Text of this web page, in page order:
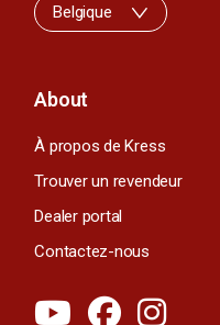
About
À propos de Kress
Trouver un revendeur
Dealer portal
Contactez-nous
Belgique